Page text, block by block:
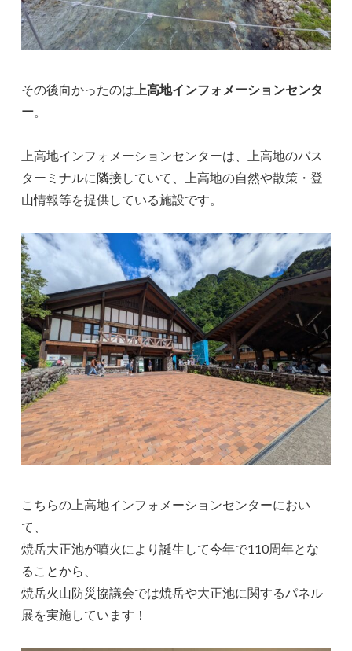
その後向かったのは 上高地インフォメーションセンタ
ー。
上高地インフォメーションセンターは、上高地のバス
ターミナルに隣接していて、上高地の自然や散策・登
山情報等を提供している施設です。
こちらの上高地インフォメーションセンターにおい
て、
焼岳大正池が噴火により誕生して今年で110周年とな
ることから、
焼岳火山防災協議会では焼岳や大正池に関するパネル
展を実施しています！